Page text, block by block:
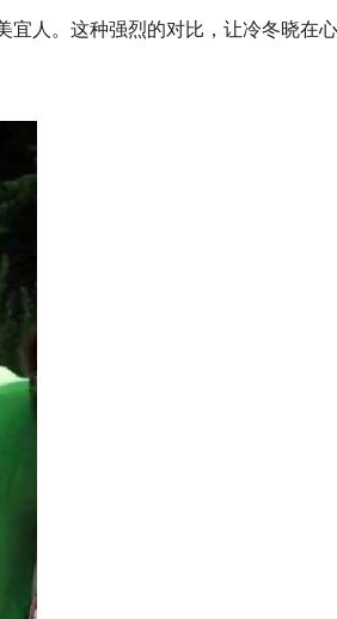
宜人。这种强烈的对比，让冷冬晓在